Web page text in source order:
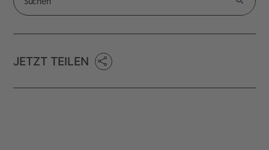
JETZT TEILEN